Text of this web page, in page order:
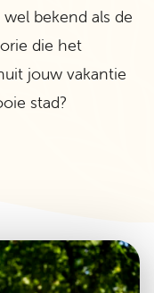
bekend als de
die het
jouw vakantie
stad?